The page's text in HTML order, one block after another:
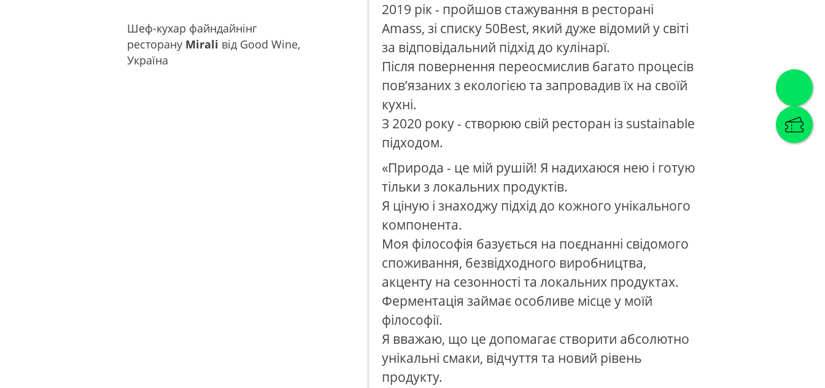
Шеф-кухар файндайнінг
ресторану Mirali від Good Wine,
Україна
2019 рік - пройшов стажування в ресторані
Amass, зі списку 50Best, який дуже відомий у світі
за відповідальний підхід до кулінарї.
Після повернення переосмислив багато процесів
пов’язаних з екологією та запровадив їх на своїй
кухні.
З 2020 року - створюю свій ресторан із sustainable
підходом.
«Природа - це мій рушій! Я надихаюся нею і готую
тільки з локальних продуктів.
Я ціную і знаходжу підхід до кожного унікального
компонента.
Моя філософія базується на поєднанні свідомого
споживання, безвідходного виробництва,
акценту на сезонності та локальних продуктах.
Ферментація займає особливе місце у моїй
філософії.
Я вважаю, що це допомагає створити абсолютно
унікальні смаки, відчуття та новий рівень
продукту.